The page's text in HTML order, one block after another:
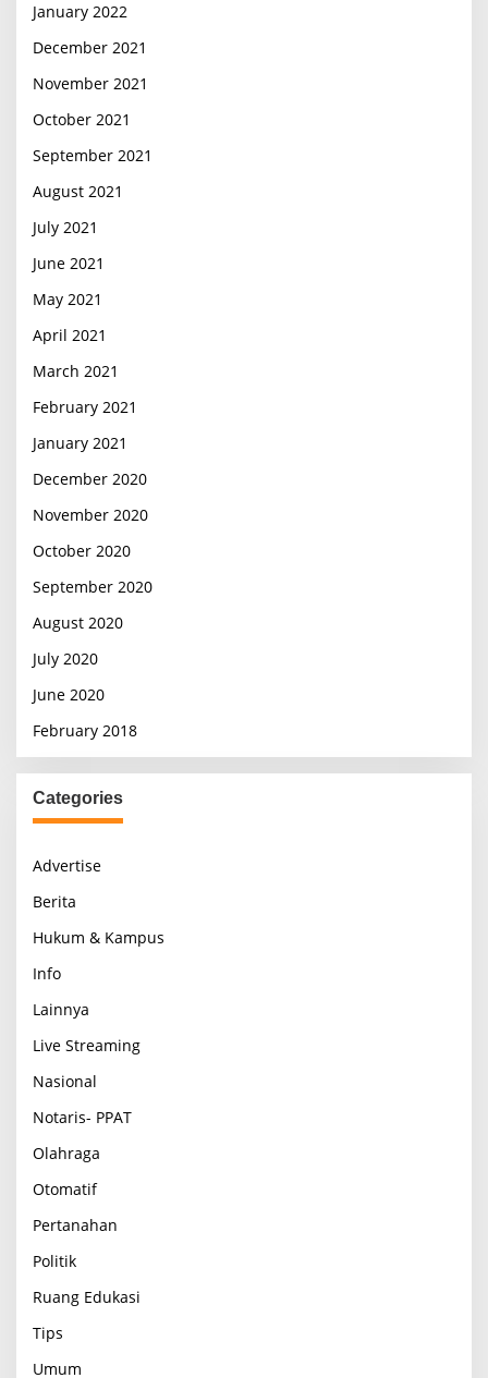
January 2022
December 2021
November 2021
October 2021
September 2021
August 2021
July 2021
June 2021
May 2021
April 2021
March 2021
February 2021
January 2021
December 2020
November 2020
October 2020
September 2020
August 2020
July 2020
June 2020
February 2018
Categories
Advertise
Berita
Hukum & Kampus
Info
Lainnya
Live Streaming
Nasional
Notaris- PPAT
Olahraga
Otomatif
Pertanahan
Politik
Ruang Edukasi
Tips
Umum